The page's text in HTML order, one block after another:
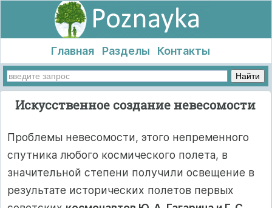
Главная Разделы Контакты
Искусственное создание невесомости
Проблемы невесомости, этого непременного
спутника любого космического полета, в
значительной степени получили освещение в
результате исторических полетов первых